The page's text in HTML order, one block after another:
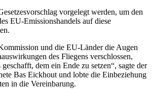
vorgelegt werden, um den
EU-Emissionshandels auf diese
und die EU-Länder die Augen
des Fliegens verschlossen,
dem ein Ende zu setzen“, sagte der
Bas Eickhout und lobte die Einbeziehung
in die Vereinbarung.